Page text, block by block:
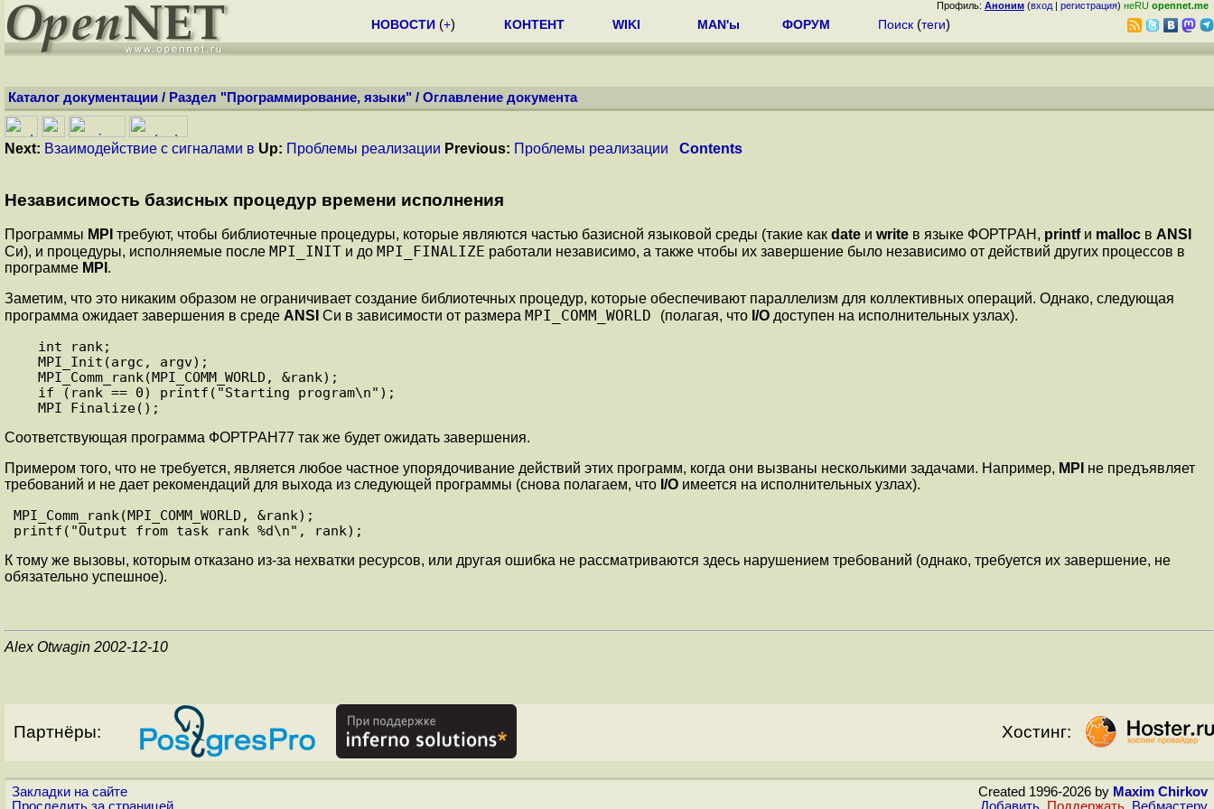
Профиль: Аноним (вход | регистрация) неRU opennet.me
НОВОСТИ (+) КОНТЕНТ WIKI MAN'ы ФОРУМ Поиск (теги)
Каталог документации / Раздел "Программирование, языки" / Оглавление документа
Next: Взаимодействие с сигналами в Up: Проблемы реализации Previous: Проблемы реализации Contents
Независимость базисных процедур времени исполнения
Программы MPI требуют, чтобы библиотечные процедуры, которые являются частью базисной языковой среды (такие как date и write в языке ФОРТРАН, printf и malloc в ANSI
Си), и процедуры, исполняемые после MPI_INIT и до MPI_FINALIZE работали независимо, а также чтобы их завершение было независимо от действий других процессов в
программе MPI .
Заметим, что это никаким образом не ограничивает создание библиотечных процедур, которые обеспечивают параллелизм для коллективных операций. Однако, следующая
программа ожидает завершения в среде ANSI Си в зависимости от размера MPI_COMM_WORLD (полагая, что I/O доступен на исполнительных узлах).
Соответствующая программа ФОРТРАН77 так же будет ожидать завершения.
Примером того, что не требуется, является любое частное упорядочивание действий этих программ, когда они вызваны несколькими задачами. Например, MPI не предъявляет
требований и не дает рекомендаций для выхода из следующей программы (снова полагаем, что I/O имеется на исполнительных узлах).
MPI_Comm_rank(MPI_COMM_WORLD, &rank);
К тому же вызовы, которым отказано из-за нехватки ресурсов, или другая ошибка не рассматриваются здесь нарушением требований (однако, требуется их завершение, не
обязательно успешное).
Alex Otwagin 2002-12-10
Партнёры: Хостинг:
Закладки на сайте
Created 1996-2026 by Maxim Chirkov